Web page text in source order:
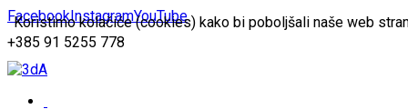
FacebookInstagramYouTube
+385 91 5255 778
Koristimo kolačiće (cookies) kako bi poboljšali naše web